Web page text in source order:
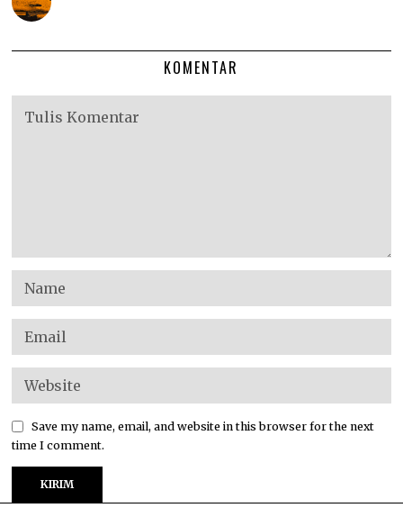
KOMENTAR
Save my name, email, and website in this browser for the next
time I comment.